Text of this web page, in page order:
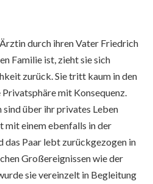
Ärztin durch ihren Vater Friedrich
Familie ist, zieht sie sich
zurück. Sie tritt kaum in den
mit Konsequenz.
über ihr privates Leben
mit einem ebenfalls in der
das Paar lebt zurückgezogen in
Großereignissen wie der
sie vereinzelt in Begleitung